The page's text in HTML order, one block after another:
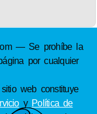
— Se prohíbe la
por cualquier
web constituye
y Política de